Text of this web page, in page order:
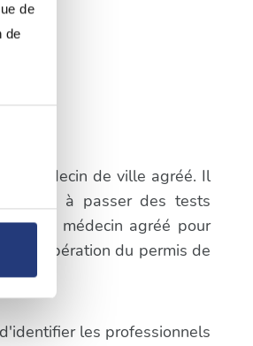
de
de
médecin de ville agréé. Il
à passer des tests
un médecin agréé pour
récupération du permis de
les professionnels